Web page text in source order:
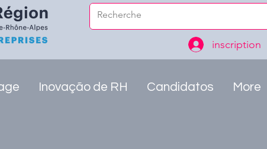
inscription
Inovação de RH Candidatos More